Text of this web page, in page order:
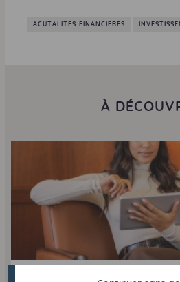
ACUTALITÉS FINANCIÈRES
À